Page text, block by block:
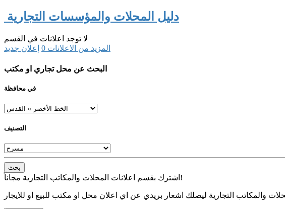
دليل المحلات والمؤسسات التجارية
لا توجد اعلانات في القسم
المزيد من الاعلانات 0 إعلان جديد
البحث عن محل تجاري او مكتب
في محافظة
التصنيف
بحث
اشترك بقسم اعلانات المحلات والمكاتب التجارية مجاناً!
والمكاتب التجارية ليصلك اشعار بريدي عن اي اعلان محل او مكتب للبيع او للايجار